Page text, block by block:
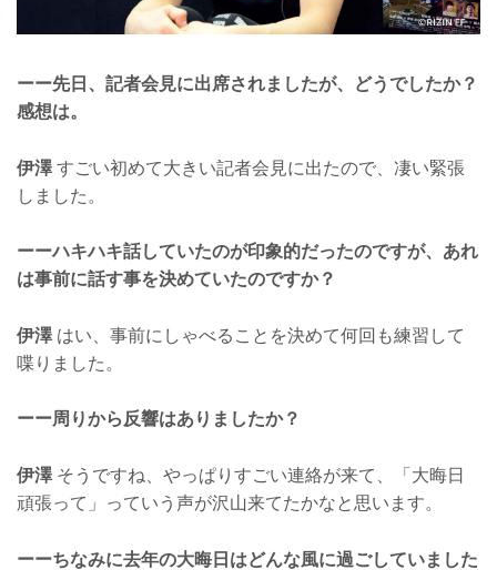
ーー先日、記者会見に出席されましたが、どうでしたか？
感想は。
伊澤すごい初めて大きい記者会見に出たので、凄い緊張
しました。
ーーハキハキ話していたのが印象的だったのですが、あれ
は事前に話す事を決めていたのですか？
伊澤はい、事前にしゃべることを決めて何回も練習して
喋りました。
ーー周りから反響はありましたか？
伊澤そうですね、やっぱりすごい連絡が来て、「大晦日
頑張って」っていう声が沢山来てたかなと思います。
ーーちなみに去年の大晦日はどんな風に過ごしていました